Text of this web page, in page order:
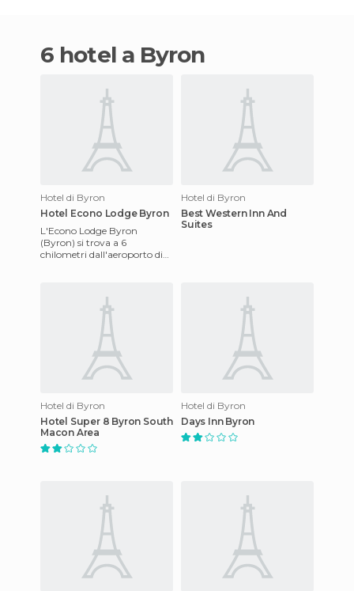
6 hotel a Byron
Hotel di Byron
Hotel Econo Lodge Byron
L'Econo Lodge Byron
(Byron) si trova a 6
chilometri dall'aeroporto di
Hotel di Byron
Best Western Inn And
Suites
Hotel di Byron
Hotel Super 8 Byron South
Macon Area
Hotel di Byron
Days Inn Byron